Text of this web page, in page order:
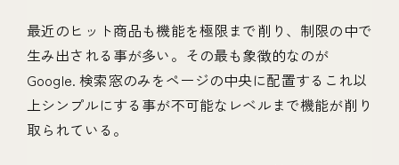
最近のヒット商品も機能を極限まで削り、制限の中で
生み出される事が多い。その最も象徴的なのが
Google. 検索窓のみをページの中央に配置するこれ以
上シンプルにする事が不可能なレベルまで機能が削り
取られている。